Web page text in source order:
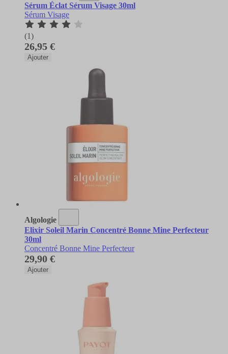
Sérum Éclat Sérum Visage 30ml
Sérum Visage
(1)
26,95 €
Ajouter
Algologie
Elixir Soleil Marin Concentré Bonne Mine Perfecteur
30ml
Concentré Bonne Mine Perfecteur
29,90 €
Ajouter